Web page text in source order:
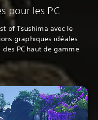
pour les PC
of Tsushima avec le
graphiques idéales
PC haut de gamme